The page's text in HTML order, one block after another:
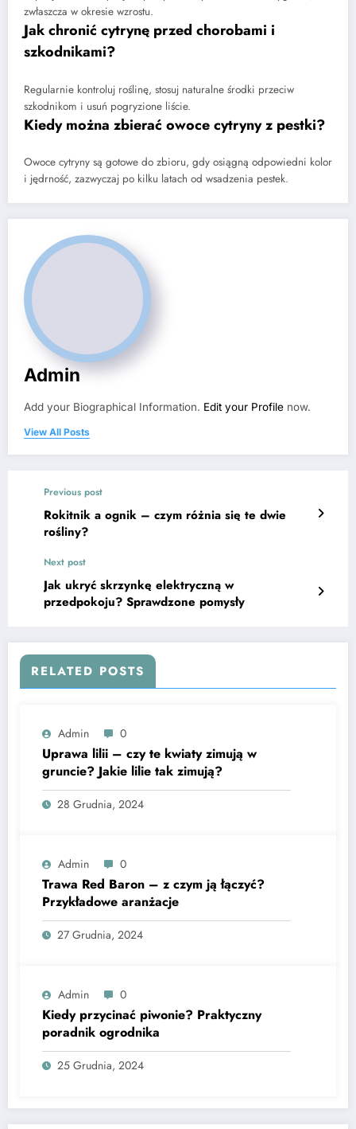
zwłaszcza w okresie wzrostu.
Jak chronić cytrynę przed chorobami i
szkodnikami?
Regularnie kontroluj roślinę, stosuj naturalne środki przeciw
szkodnikom i usuń pogryzione liście.
Kiedy można zbierać owoce cytryny z pestki?
Owoce cytryny są gotowe do zbioru, gdy osiągną odpowiedni kolor
i jędrność, zazwyczaj po kilku latach od wsadzenia pestek.
Admin
Add your Biographical Information. Edit your Profile now.
View All Posts
Previous post
Rokitnik a ognik – czym różnia się te dwie
rośliny?
Next post
Jak ukryć skrzynkę elektryczną w
przedpokoju? Sprawdzone pomysły
RELATED POSTS
Admin 0
Uprawa lilii – czy te kwiaty zimują w
gruncie? Jakie lilie tak zimują?
28 Grudnia, 2024
Admin 0
Trawa Red Baron – z czym ją łączyć?
Przykładowe aranżacje
27 Grudnia, 2024
Admin 0
Kiedy przycinać piwonie? Praktyczny
poradnik ogrodnika
25 Grudnia, 2024